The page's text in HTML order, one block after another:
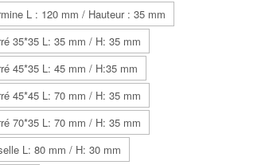
L : 120 mm / Hauteur : 35 mm
35*35 L: 35 mm / H: 35 mm
45*35 L: 45 mm / H:35 mm
45*45 L: 70 mm / H: 35 mm
70*35 L: 70 mm / H: 35 mm
L: 80 mm / H: 30 mm